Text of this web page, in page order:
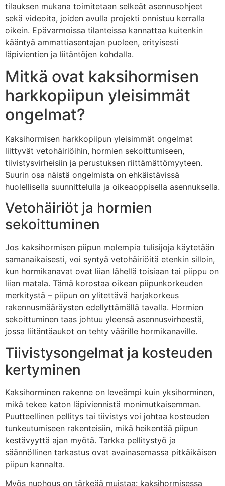
tilauksen mukana toimitetaan selkeät asennusohjeet
sekä videoita, joiden avulla projekti onnistuu kerralla
oikein. Epävarmoissa tilanteissa kannattaa kuitenkin
kääntyä ammattiasentajan puoleen, erityisesti
läpivientien ja liitäntöjen kohdalla.
Mitkä ovat kaksihormisen
harkkopiipun yleisimmät
ongelmat?
Kaksihormisen harkkopiipun yleisimmät ongelmat
liittyvät vetohäiriöihin, hormien sekoittumiseen,
tiivistysvirheisiin ja perustuksen riittämättömyyteen.
Suurin osa näistä ongelmista on ehkäistävissä
huolellisella suunnittelulla ja oikeaoppisella asennuksella.
Vetohäiriöt ja hormien
sekoittuminen
Jos kaksihormisen piipun molempia tulisijoja käytetään
samanaikaisesti, voi syntyä vetohäiriöitä etenkin silloin,
kun hormikanavat ovat liian lähellä toisiaan tai piippu on
liian matala. Tämä korostaa oikean piipunkorkeuden
merkitystä – piipun on ylitettävä harjakorkeus
rakennusmääräysten edellyttämällä tavalla. Hormien
sekoittuminen taas johtuu yleensä asennusvirheestä,
jossa liitäntäaukot on tehty väärille hormikanaville.
Tiivistysongelmat ja kosteuden
kertyminen
Kaksihorminen rakenne on leveämpi kuin yksihorminen,
mikä tekee katon läpiviennistä monimutkaisemman.
Puutteellinen pellitys tai tiivistys voi johtaa kosteuden
tunkeutumiseen rakenteisiin, mikä heikentää piipun
kestävyyttä ajan myötä. Tarkka pellitystyö ja
säännöllinen tarkastus ovat avainasemassa pitkäikäisen
piipun kannalta.
Myös nuohous on tärkeää muistaa: kaksihormisessa